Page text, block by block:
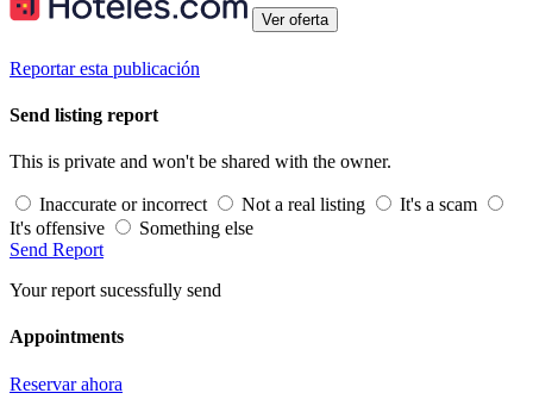
Ver oferta
Reportar esta publicación
Send listing report
This is private and won't be shared with the owner.
Inaccurate or incorrect Not a real listing
It's a scam
It's offensive
Something else
Send Report
Your report sucessfully send
Appointments
Reservar ahora